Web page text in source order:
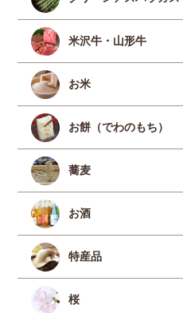
米沢牛・山形牛
お米
お餅（でわのもち）
蕎麦
お酒
特産品
桜